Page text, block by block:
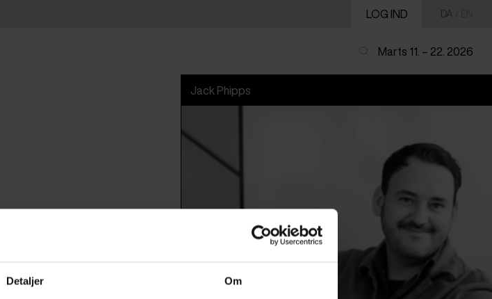
Detaljer Om
LOG IND DA
Marts 11. – 22. 2026
Jack Phipps